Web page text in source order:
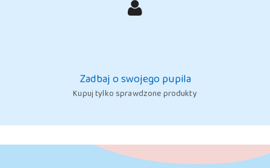
Zadbaj o swojego pupila
Kupuj tylko sprawdzone produkty